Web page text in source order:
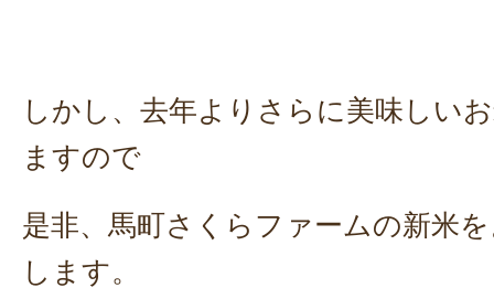
しかし、去年よりさらに美味しい
ますので
是非、馬町さくらファームの新米
します。